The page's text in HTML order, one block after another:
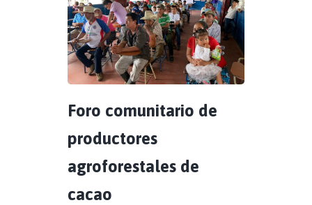
Foro comunitario de
productores
agroforestales de
cacao